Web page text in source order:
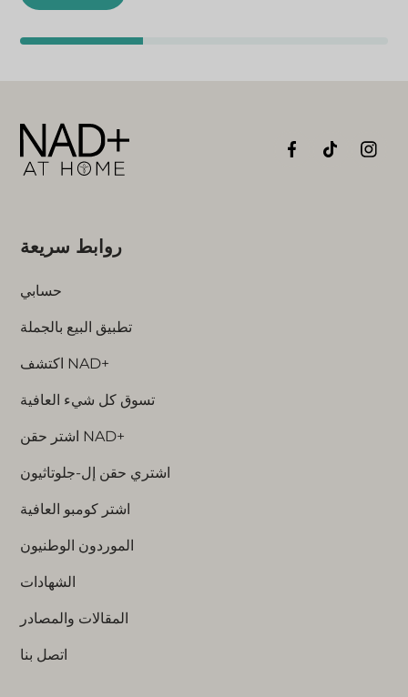
روابط سريعة
حسابي
تطبيق البيع بالجملة
اكتشف NAD+
تسوق كل شيء العافية
اشتر حقن NAD+
اشتري حقن إل-جلوتاثيون
اشتر كومبو العافية
الموردون الوطنيون
الشهادات
المقالات والمصادر
اتصل بنا